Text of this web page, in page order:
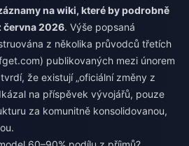
na wiki, které by podrobně
června 2026. Výše popsaná
z několika průvodců třetích
publikovaných mezi únorem
že existují „oficiální změny z
na příspěvek vývojářů, pouze
za komunitně konsolidovanou,